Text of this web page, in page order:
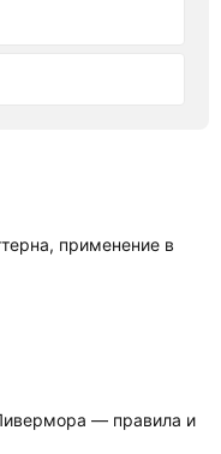
применение в
— правила и